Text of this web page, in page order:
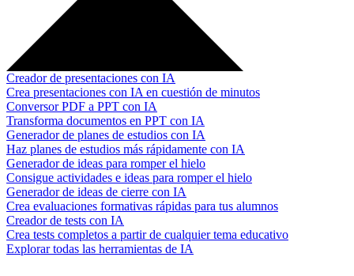
Creador de presentaciones con IA
Crea presentaciones con IA en cuestión de minutos
Conversor PDF a PPT con IA
Transforma documentos en PPT con IA
Generador de planes de estudios con IA
Haz planes de estudios más rápidamente con IA
Generador de ideas para romper el hielo
Consigue actividades e ideas para romper el hielo
Generador de ideas de cierre con IA
Crea evaluaciones formativas rápidas para tus alumnos
Creador de tests con IA
Crea tests completos a partir de cualquier tema educativo
Explorar todas las herramientas de IA